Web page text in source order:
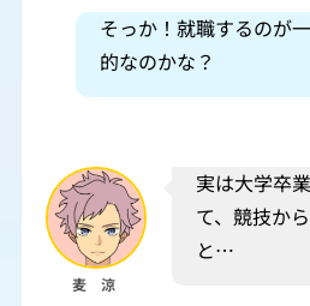
そっか！就職するのが
的なのかな？
麦 涼
実は大学卒
て、競技か
と…